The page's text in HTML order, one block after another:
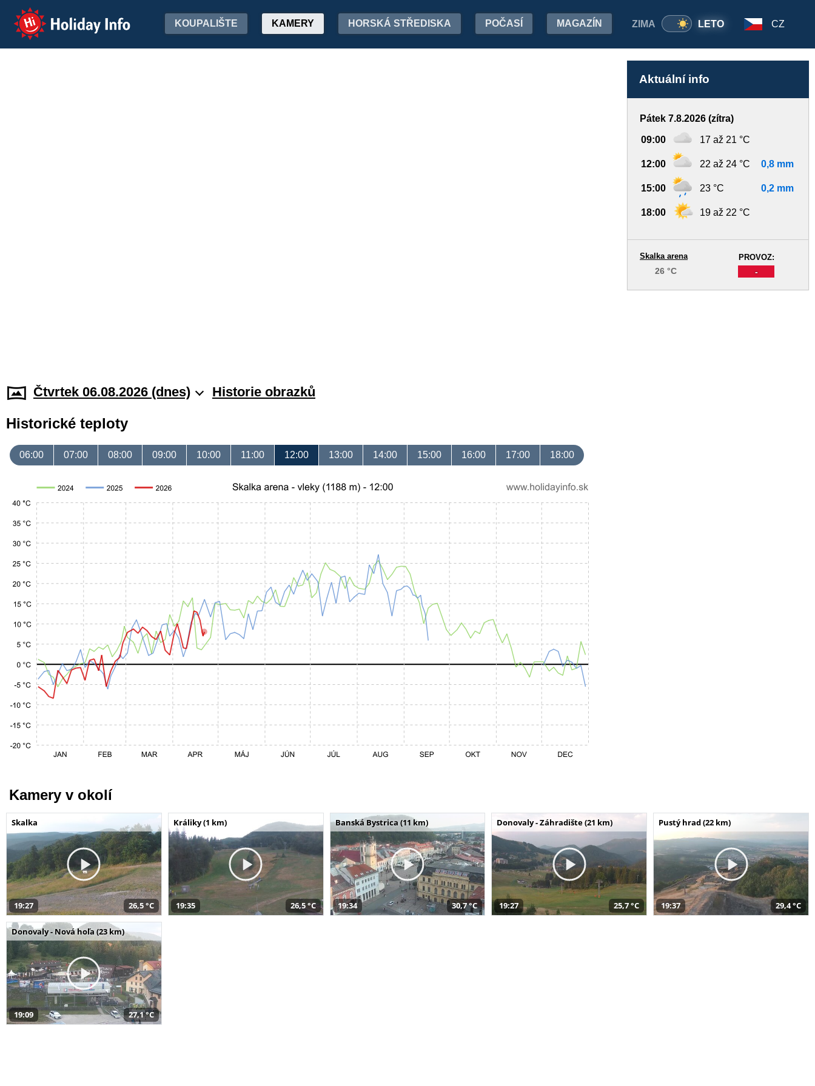
Holiday Info ZIMA LETO
KOUPALIŠTE KAMERY HORSKÁ STŘEDISKA POČASÍ MAGAZÍN CZ
Aktuální info
Pátek 7.8.2026 (zítra)
09:00 17 až 21 °C
12:00 22 až 24 °C 0,8 mm
15:00 23 °C 0,2 mm
18:00 19 až 22 °C
PROVOZ:
-
Skalka arena
26 °C
Čtvrtek 06.08.2026 (dnes) Historie obrazků
Historické teploty
06:00 07:00 08:00 09:00 10:00 11:00 12:00 13:00 14:00 15:00 16:00 17:00 18:00
Kamery v okolí
Skalka
19:27 26,5 °C
Králiky (1 km)
19:35 26,5 °C
Banská Bystrica (11 km)
19:34 30,7 °C
Donovaly - Záhradište (21 km)
19:27 25,7 °C
Pustý hrad (22 km)
19:37 29,4 °C
Donovaly - Nová hoľa (23 km)
19:09 27,1 °C